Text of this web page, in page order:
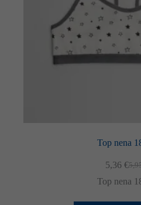
Top nena
El
era:
5,36€El
és:
Top nena